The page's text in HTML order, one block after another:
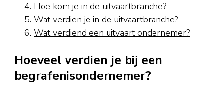
Hoe kom je in de uitvaartbranche?
Wat verdien je in de uitvaartbranche?
Wat verdiend een uitvaart ondernemer?
Hoeveel verdien je bij een
begrafenisondernemer?